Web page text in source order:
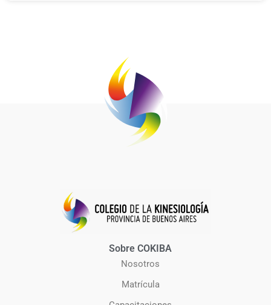
Sobre COKIBA
Nosotros
Matrícula